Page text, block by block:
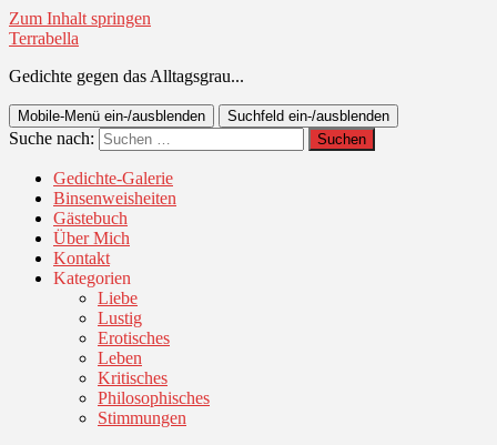
Zum Inhalt springen
Terrabella
Gedichte gegen das Alltagsgrau...
Mobile-Menü ein-/ausblenden Suchfeld ein-/ausblenden
Suche nach:
Gedichte-Galerie
Binsenweisheiten
Gästebuch
Über Mich
Kontakt
Kategorien
Liebe
Lustig
Erotisches
Leben
Kritisches
Philosophisches
Stimmungen